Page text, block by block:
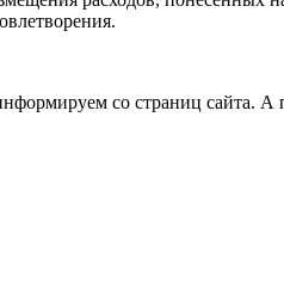
со страниц сайта.